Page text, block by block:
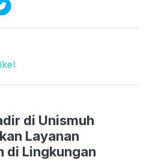
di Unismuh
Layanan
di Lingkungan